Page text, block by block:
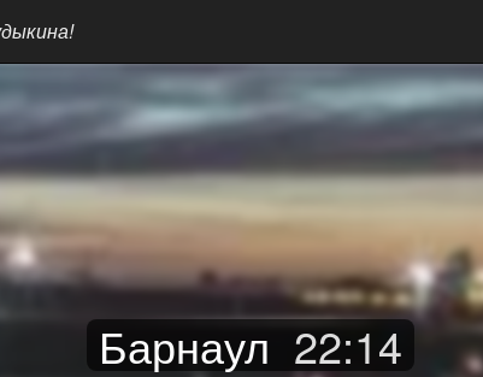
Барнаул 22:14